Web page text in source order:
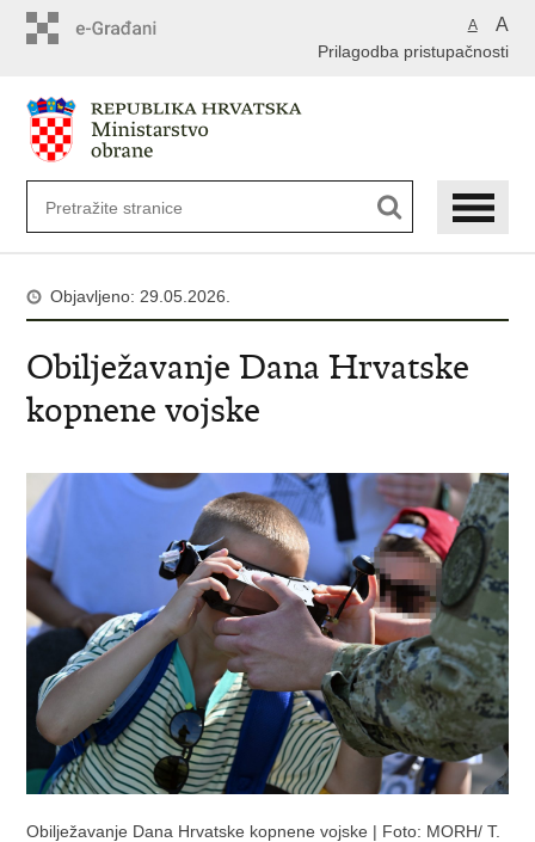
A A
Prilagodba pristupačnosti
Objavljeno: 29.05.2026.
Obilježavanje Dana Hrvatske
kopnene vojske
Obilježavanje Dana Hrvatske kopnene vojske | Foto: MORH/ T.